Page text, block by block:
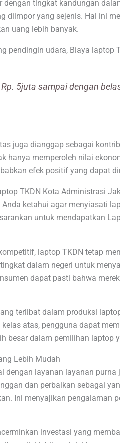
tingkat kandungan
diimpor yang sejenis. Hal ini
uang lebih banyak.
pendingin udara, Biaya
5juta sampai dengan
juga dianggap sebagai
hanya memperoleh nilai
efek positif yang dapat
TKDN Kota Administrasi
ketahui agar menyiasati
untuk mendapatkan
laptop TKDN tetap
dalam negeri untuk
dapat pasti bahwa
terlibat dalam produksi
atas, pengguna dapat
besar dalam pemilihan laptop
Lebih Mudah
dengan layanan layanan
dan perbaikan sebagai
Ini menyajikan pengalaman
investasi yang